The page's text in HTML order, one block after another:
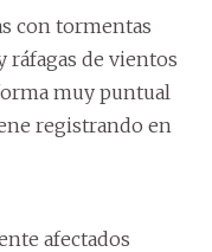
con tormentas
ráfagas de vientos
muy puntual
registrando en
afectados